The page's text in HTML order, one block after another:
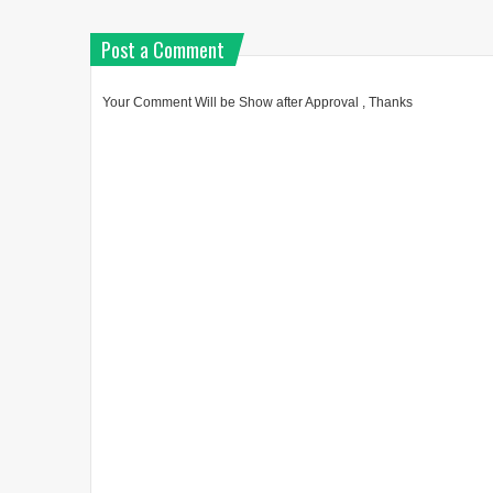
Post a Comment
Your Comment Will be Show after Approval , Thanks